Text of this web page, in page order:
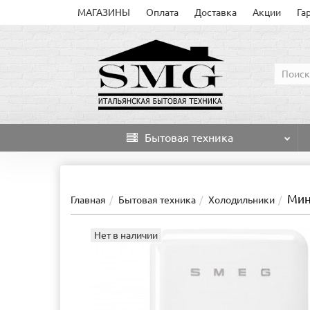
МАГАЗИНЫ Оплата Доставка Акции
Бытовая техника
Главная Бытовая техника Холодильники
Нет в наличии